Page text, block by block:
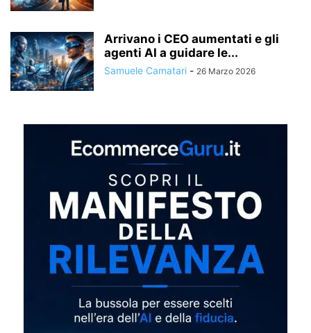
Arrivano i CEO aumentati e gli
agenti AI a guidare le...
Samuele Camatari - 26 Marzo 2026